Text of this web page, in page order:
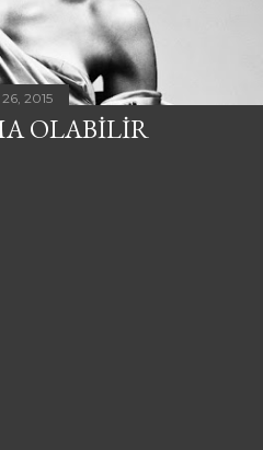
2015
OLABILIR